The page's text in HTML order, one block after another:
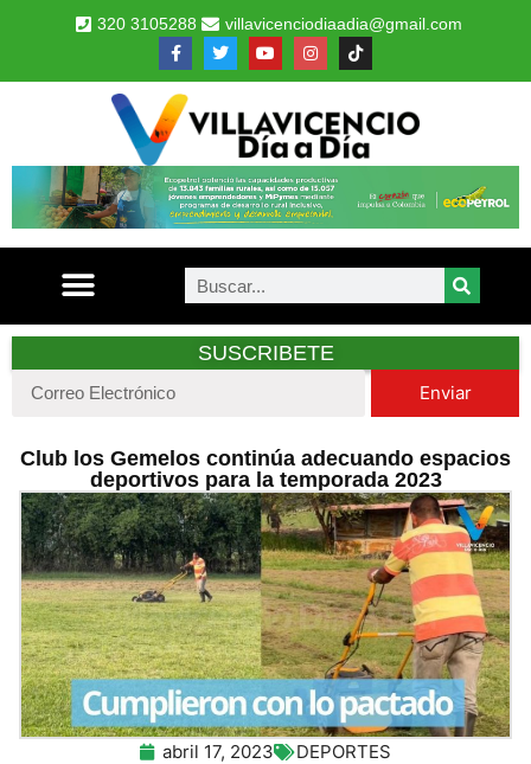
320 3105288 villavicenciodiaadia@gmail.com
SUSCRIBETE
Enviar
Club los Gemelos continúa adecuando espacios
deportivos para la temporada 2023
abril 17, 2023 DEPORTES